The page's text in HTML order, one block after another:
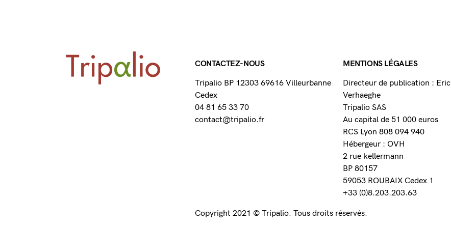
CONTACTEZ-NOUS
Tripalio BP 12303 69616 Villeurbanne
Cedex
04 81 65 33 70
contact@tripalio.fr
MENTIONS LÉGALES
Directeur de publication : Eric
Verhaeghe
Tripalio SAS
Au capital de 51 000 euros
RCS Lyon 808 094 940
Hébergeur : OVH
2 rue kellermann
BP 80157
59053 ROUBAIX Cedex 1
+33 (0)8.203.203.63
Copyright 2021 © Tripalio. Tous droits réservés.